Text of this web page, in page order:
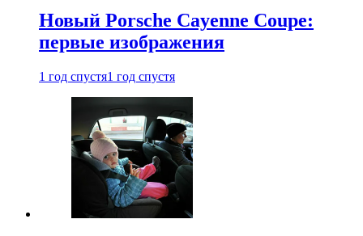
Новый Porsche Cayenne Coupe:
первые изображения
1 год спустя1 год спустя